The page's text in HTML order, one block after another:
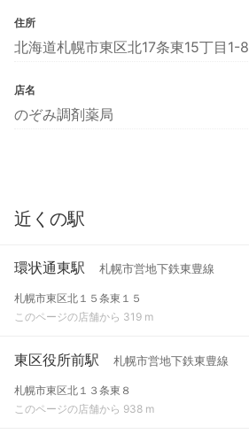
住所
北海道札幌市東区北17条東15丁目1-8
店名
のぞみ調剤薬局
近くの駅
環状通東駅 札幌市営地下鉄東豊線
札幌市東区北１５条東１５
このページの店舗から 319 m
東区役所前駅 札幌市営地下鉄東豊線
札幌市東区北１３条東８
このページの店舗から 938 m